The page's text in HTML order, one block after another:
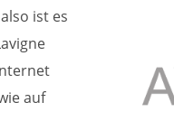
ist es
auf